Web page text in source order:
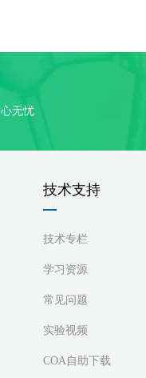
无忧
技术支持
技术专栏
学习资源
常见问题
实验视频
COA自助下载